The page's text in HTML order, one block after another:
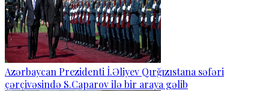
Azərbaycan Prezidenti İ.Əliyev Qırğızıstana səfəri
çərçivəsində S.Caparov ilə bir araya gəlib